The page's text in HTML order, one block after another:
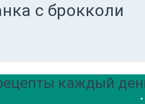
с брокколи
каждый